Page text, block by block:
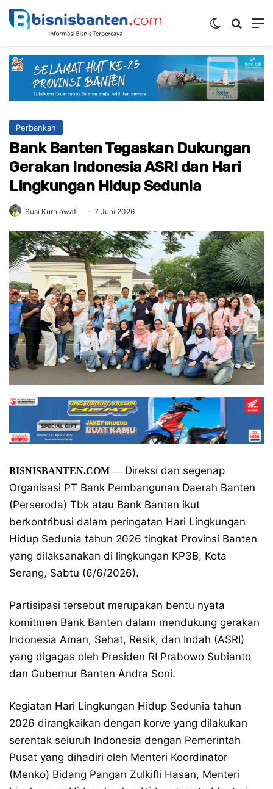
Switch skin
Perbankan
Bank Banten Tegaskan Dukungan
Gerakan Indonesia ASRI dan Hari
Lingkungan Hidup Sedunia
Susi Kurniawati 7 Juni 2026
BISNISBANTEN.COM —Direksi dan segenap
Organisasi PT Bank Pembangunan Daerah Banten
(Perseroda) Tbk atau Bank Banten ikut
berkontribusi dalam peringatan Hari Lingkungan
Hidup Sedunia tahun 2026 tingkat Provinsi Banten
yang dilaksanakan di lingkungan KP3B, Kota
Serang, Sabtu (6/6/2026).
Partisipasi tersebut merupakan bentu nyata
komitmen Bank Banten dalam mendukung gerakan
Indonesia Aman, Sehat, Resik, dan Indah (ASRI)
yang digagas oleh Presiden RI Prabowo Subianto
dan Gubernur Banten Andra Soni.
Kegiatan Hari Lingkungan Hidup Sedunia tahun
2026 dirangkaikan dengan korve yang dilakukan
serentak seluruh Indonesia dengan Pemerintah
Pusat yang dihadiri oleh Menteri Koordinator
(Menko) Bidang Pangan Zulkifli Hasan, Menteri